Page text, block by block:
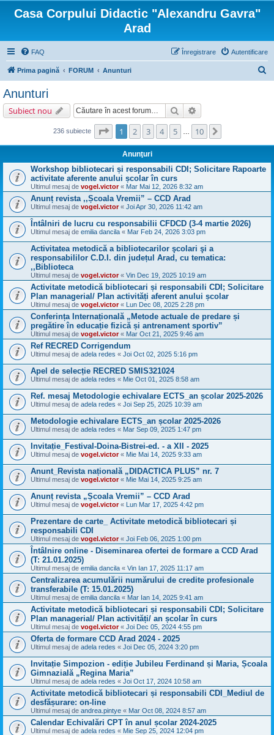
Casa Corpului Didactic "Alexandru Gavra"
Arad
FAQ Autentificare
Înregistrare
Prima pagină FORUM Anunturi
Anunturi
Subiect nou Căutare
236 subiecte Pagina1 din 10
1 2 3 4 5 10
Anunţuri
Workshop bibliotecari și responsabili CDI; Solicitare Rapoarte
activitate aferente anului școlar în curs
Ultimul mesaj de vogel.victor« Mar Mai 12, 2026 8:32 am
Anunț revista ,,Școala Vremii” – CCD Arad
Ultimul mesaj de vogel.victor« Joi Apr 30, 2026 11:42 am
Întâlniri de lucru cu responsabilii CFDCD (3-4 martie 2026)
Ultimul mesaj de emilia dancila « Mar Feb 24, 2026 3:03 pm
Activitatea metodică a bibliotecarilor şcolari şi a
responsabililor C.D.I. din județul Arad, cu tematica:
,,Biblioteca
Ultimul mesaj de vogel.victor« Vin Dec 19, 2025 10:19 am
Activitate metodică bibliotecari și responsabili CDI; Solicitare
Plan managerial/ Plan activități aferent anului școlar
Ultimul mesaj de vogel.victor« Lun Dec 08, 2025 2:28 pm
Conferința Internațională „Metode actuale de predare și
pregătire în educație fizică și antrenament sportiv”
Ultimul mesaj de vogel.victor« Mar Oct 21, 2025 9:46 am
Ref RECRED Corrigendum
Ultimul mesaj de adela redes « Joi Oct 02, 2025 5:16 pm
Apel de selecție RECRED SMIS321024
Ultimul mesaj de adela redes « Mie Oct 01, 2025 8:58 am
Ref. mesaj Metodologie echivalare ECTS_an școlar 2025-2026
Ultimul mesaj de adela redes « Joi Sep 25, 2025 10:39 am
Metodologie echivalare ECTS_an școlar 2025-2026
Ultimul mesaj de adela redes « Mar Sep 09, 2025 1:47 pm
Invitație_Festival-Doina-Bistrei-ed. - a XII - 2025
Ultimul mesaj de vogel.victor« Mie Mai 14, 2025 9:33 am
Anunt_Revista națională „DIDACTICA PLUS” nr. 7
Ultimul mesaj de vogel.victor« Mie Mai 14, 2025 9:25 am
Anunț revista „Școala Vremii” – CCD Arad
Ultimul mesaj de vogel.victor« Lun Mar 17, 2025 4:42 pm
Prezentare de carte_ Activitate metodică bibliotecari și
responsabili CDI
Ultimul mesaj de vogel.victor« Joi Feb 06, 2025 1:00 pm
Întâlnire online - Diseminarea ofertei de formare a CCD Arad
(T: 21.01.2025)
Ultimul mesaj de emilia dancila « Vin Ian 17, 2025 11:17 am
Centralizarea acumulării numărului de credite profesionale
transferabile (T: 15.01.2025)
Ultimul mesaj de emilia dancila « Mar Ian 14, 2025 9:41 am
Activitate metodică bibliotecari și responsabili CDI; Solicitare
Plan managerial/ Plan activități/ an școlar în curs
Ultimul mesaj de vogel.victor« Joi Dec 05, 2024 4:55 pm
Oferta de formare CCD Arad 2024 - 2025
Ultimul mesaj de adela redes « Joi Dec 05, 2024 3:20 pm
Invitație Simpozion - ediție Jubileu Ferdinand și Maria, Școala
Gimnazială „Regina Maria”
Ultimul mesaj de adela redes « Joi Oct 17, 2024 10:58 am
Activitate metodică bibliotecari și responsabili CDI_Mediul de
desfășurare: on-line
Ultimul mesaj de andrea.pintye « Mar Oct 08, 2024 8:57 am
Calendar Echivalări CPT în anul școlar 2024-2025
Ultimul mesaj de adela redes « Mie Sep 25, 2024 12:04 pm